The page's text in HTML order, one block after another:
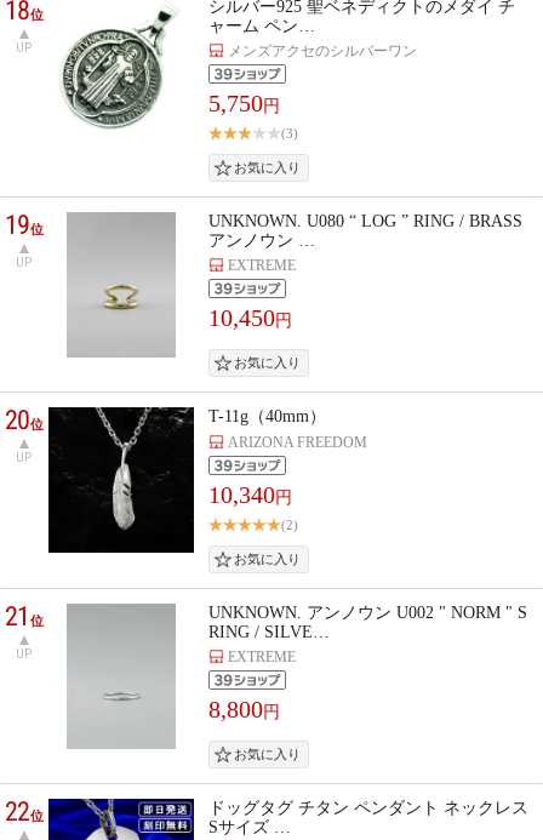
18位
UP
シルバー925 聖ベネディクトのメダイ チ
ャーム ペン…
メンズアクセのシルバーワン
5,750円
(3)
19位
UP
UNKNOWN. U080 “ LOG ” RING / BRASS
アンノウン …
EXTREME
10,450円
20位
UP
T-11g（40mm）
ARIZONA FREEDOM
10,340円
(2)
21位
UP
UNKNOWN. アンノウン U002 " NORM " S
RING / SILVE…
EXTREME
8,800円
22位
ドッグタグ チタン ペンダント ネックレス
Sサイズ …